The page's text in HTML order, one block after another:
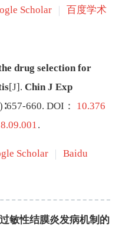
Scholar 百度学术
drug selection for
[J] . Chin J Exp
)∶657-660. DOI： 10.376
.
Scholar Baidu
过敏性结膜炎发病机制的